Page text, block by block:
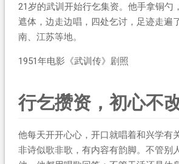
21岁的武训开始行乞集资。他手拿铜勺
遮体，边走边唱，四处乞讨，足迹走遍
南、江苏等地。
1951年电影《武训传》剧照
行乞攒资，初心不
他每天开开心心，开口就唱着和兴学有
非诗似歌非歌，有内容有韵脚。不管别